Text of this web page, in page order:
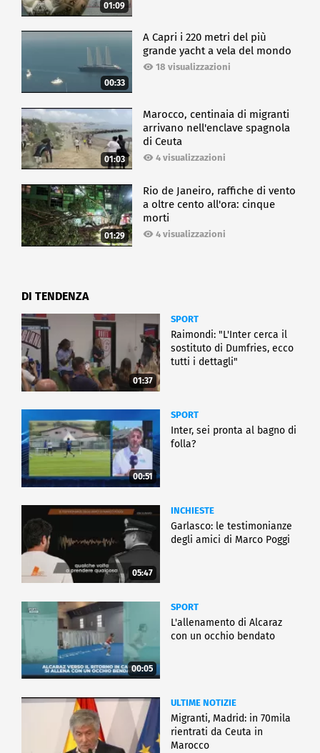
01:09
00:33
A Capri i 220 metri del più
grande yacht a vela del mondo
18 visualizzazioni
01:03
Marocco, centinaia di migranti
arrivano nell'enclave spagnola
di Ceuta
4 visualizzazioni
01:29
Rio de Janeiro, raffiche di vento
a oltre cento all'ora: cinque
morti
4 visualizzazioni
DI TENDENZA
01:37
SPORT
Raimondi: "L'Inter cerca il
sostituto di Dumfries, ecco
tutti i dettagli"
00:51
SPORT
Inter, sei pronta al bagno di
folla?
05:47
INCHIESTE
Garlasco: le testimonianze
degli amici di Marco Poggi
00:05
SPORT
L'allenamento di Alcaraz
con un occhio bendato
ULTIME NOTIZIE
Migranti, Madrid: in 70mila
rientrati da Ceuta in
Marocco